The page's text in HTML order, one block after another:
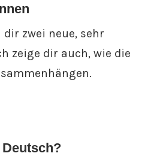
zwei neue, sehr
zeige dir auch, wie die